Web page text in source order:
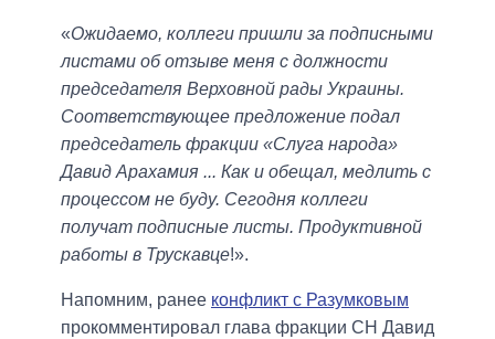
«Ожидаемо, коллеги пришли за подписными
листами об отзыве меня с должности
председателя Верховной рады Украины.
Соответствующее предложение подал
председатель фракции «Слуга народа»
Давид Арахамия ... Как и обещал, медлить с
процессом не буду. Сегодня коллеги
получат подписные листы. Продуктивной
работы в Трускавце!».
Напомним, ранее конфликт с Разумковым
прокомментировал глава фракции СН Давид